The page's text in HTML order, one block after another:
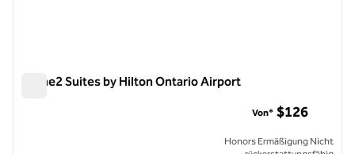
Home2 Suites by Hilton Ontario Airport
Von* $126
Honors Ermäßigung Nicht